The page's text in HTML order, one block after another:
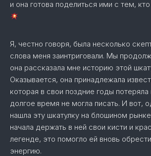
и она готова поделиться ими с тем,
Я, честно говоря, была несколько
слова меня заинтриговали. Мы
она рассказала мне историю этой
Оказывается, она принадлежала
которая в свои поздние годы
долгое время не могла писать. И вот,
нашла эту шкатулку на блошином
начала держать в ней свои кисти и
легенде, это помогло ей вновь
энергию.